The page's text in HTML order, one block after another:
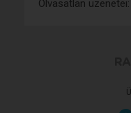
Olvasatlan üzenetei: